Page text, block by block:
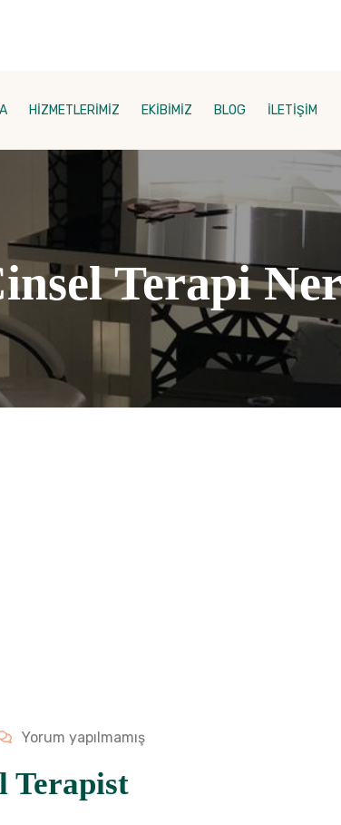
HİZMETLERİMİZ EKİBİMİZ BLOG İLETİŞİM
Terapi
Yorum yapılmamış
Terapist